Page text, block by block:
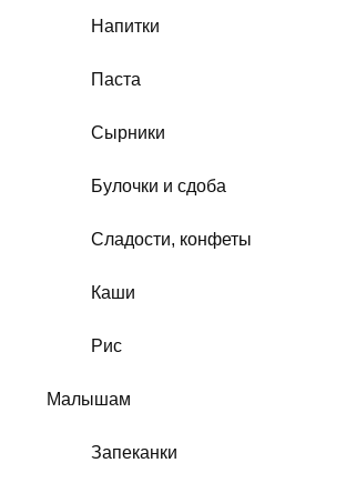
Напитки
Паста
Сырники
Булочки и сдоба
Сладости, конфеты
Каши
Рис
Малышам
Запеканки